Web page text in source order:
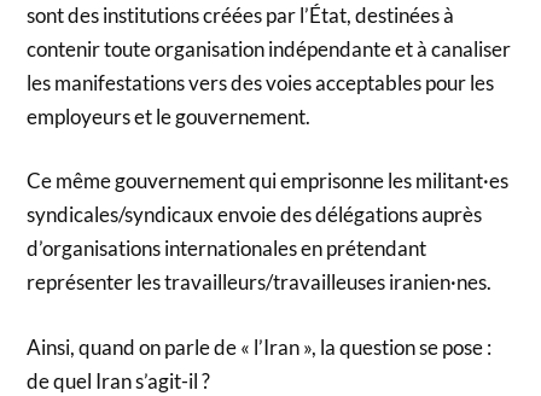
sont des institutions créées par l’État, destinées à
contenir toute organisation indépendante et à canaliser
les manifestations vers des voies acceptables pour les
employeurs et le gouvernement.
Ce même gouvernement qui emprisonne les militant·es
syndicales/syndicaux envoie des délégations auprès
d’organisations internationales en prétendant
représenter les travailleurs/travailleuses iranien·nes.
Ainsi, quand on parle de « l’Iran », la question se pose :
de quel Iran s’agit-il ?